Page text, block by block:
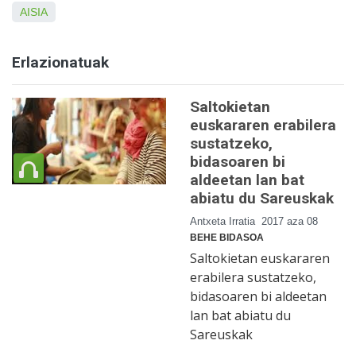
AISIA
Erlazionatuak
Saltokietan
euskararen erabilera
sustatzeko,
bidasoaren bi
aldeetan lan bat
abiatu du Sareuskak
Antxeta Irratia 2017 aza 08
BEHE BIDASOA
Saltokietan euskararen
erabilera sustatzeko,
bidasoaren bi aldeetan
lan bat abiatu du
Sareuskak